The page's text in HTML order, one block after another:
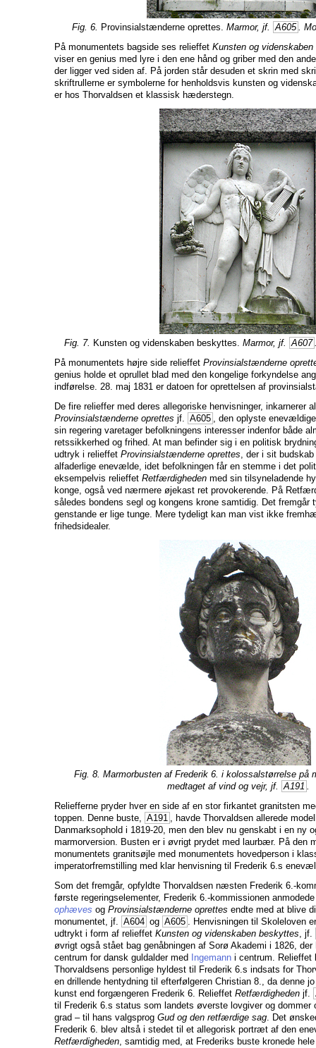
Fig. 6. Provinsialstænderne oprettes. Marmor, jf. A605 .
På monumentets bagside ses relieffet Kunsten og
viser en genius med lyre i den ene hånd og griber med den
der ligger ved siden af. På jorden står desuden et skrin med
skriftrullerne er symbolerne for henholdsvis kunsten og
er hos Thorvaldsen et klassisk hæderstegn.
Fig. 7. Kunsten og videnskaben beskyttes. Marmor, jf. A607
På monumentets højre side relieffet Provinsialstænderne
genius holde et oprullet blad med den kongelige forkyndelse
indførelse. 28. maj 1831 er datoen for oprettelsen af
De fire relieffer med deres allegoriske henvisninger, inkarnerer
Provinsialstænderne oprettes jf. A605 , den oplyste
sin regering varetager befolkningens interesser indenfor både
retssikkerhed og frihed. At man befinder sig i en politisk
udtryk i relieffet Provinsialstænderne oprettes, der i sit
alfaderlige enevælde, idet befolkningen får en stemme i det
eksempelvis relieffet Retfærdigheden med sin tilsyneladende
konge, også ved nærmere øjekast ret provokerende. På
således bondens segl og kongens krone samtidig. Det fremgår
genstande er lige tunge. Mere tydeligt kan man vist ikke
frihedsidealer.
Fig. 8. Marmorbusten af Frederik 6. i kolossalstørrelse på
medtaget af vind og vejr, jf. A191 .
Reliefferne pryder hver en side af en stor firkantet granitsten
toppen. Denne buste, A191 , havde Thorvaldsen allerede
Danmarksophold i 1819-20, men den blev nu genskabt i en ny
marmorversion. Busten er i øvrigt prydet med laurbær. På den
monumentets granitsøjle med monumentets hovedperson i
imperatorfremstilling med klar henvisning til Frederik 6.s
Som det fremgår, opfyldte Thorvaldsen næsten Frederik 6.-
første regeringselementer, Frederik 6.-kommissionen
ophæves og Provinsialstænderne oprettes endte med at blive
monumentet, jf. A604 og A605 . Henvisningen til Skoleloven
udtrykt i form af relieffet Kunsten og videnskaben beskyttes, jf.
øvrigt også stået bag genåbningen af Sorø Akademi i 1826,
centrum for dansk guldalder med
Ingemann i centrum.
Thorvaldsens personlige hyldest til Frederik 6.s indsats for
en drillende hentydning til efterfølgeren Christian 8., da denne
kunst end forgængeren Frederik 6. Relieffet Retfærdigheden jf.
til Frederik 6.s status som landets øverste lovgiver og dommer
grad – til hans valgsprog Gud og den retfærdige sag. Det
Frederik 6. blev altså i stedet til et allegorisk portræt af den
Retfærdigheden, samtidig med, at Frederiks buste kronede